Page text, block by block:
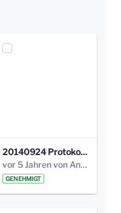
20140924 Protokoll Park am Gesundheitsamt 03.pdf
vor 5 Jahren von Anni Schlumberger
GENEHMIGT